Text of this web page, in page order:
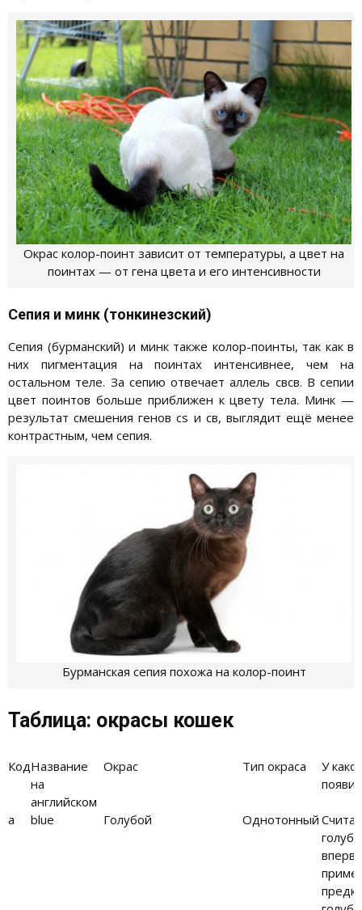
Окрас колор-поинт зависит от температуры, а цвет на
поинтах — от гена цвета и его интенсивности
Сепия и минк (тонкинезский)
Сепия (бурманский) и минк также колор-поинты, так как в
них пигментация на поинтах интенсивнее, чем на
остальном теле. За сепию отвечает аллель свсв. В сепии
цвет поинтов больше приближен к цвету тела. Минк —
результат смешения генов сs и св, выглядит ещё менее
контрастным, чем сепия.
Бурманская сепия похожа на колор-поинт
Таблица: окрасы кошек
КодНазвание
на
английском
Окрас Тип окраса
У
а blue Голубой Однотонный